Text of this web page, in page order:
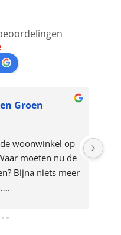
Groen
woonwinkel op
moeten nu de
Bijna niets meer